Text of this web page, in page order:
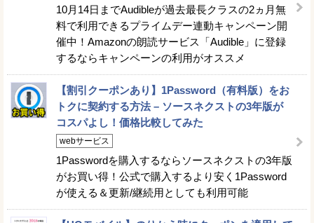
10月14日までAudibleが過去最長クラスの2ヵ月無
料で利用できるプライムデー連動キャンペーン開
催中！Amazonの朗読サービス「Audible」に登録
するならキャンペーンの利用がオススメ
【割引クーポンあり】1Password（有料版）をお
トクに契約する方法 – ソースネクストの3年版が
コスパよし！価格比較してみた
webサービス
1Passwordを購入するならソースネクストの3年版
がお買い得！公式で購入するより安く1Password
が使える＆更新/継続用としても利用可能